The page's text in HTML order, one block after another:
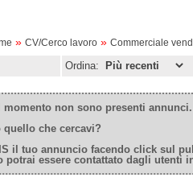
» CV/Cerco lavoro » Commerciale
Ordina:
momento non sono presenti annunci.
quello che cercavi?
il tuo annuncio facendo click sul
potrai essere contattato dagli utenti